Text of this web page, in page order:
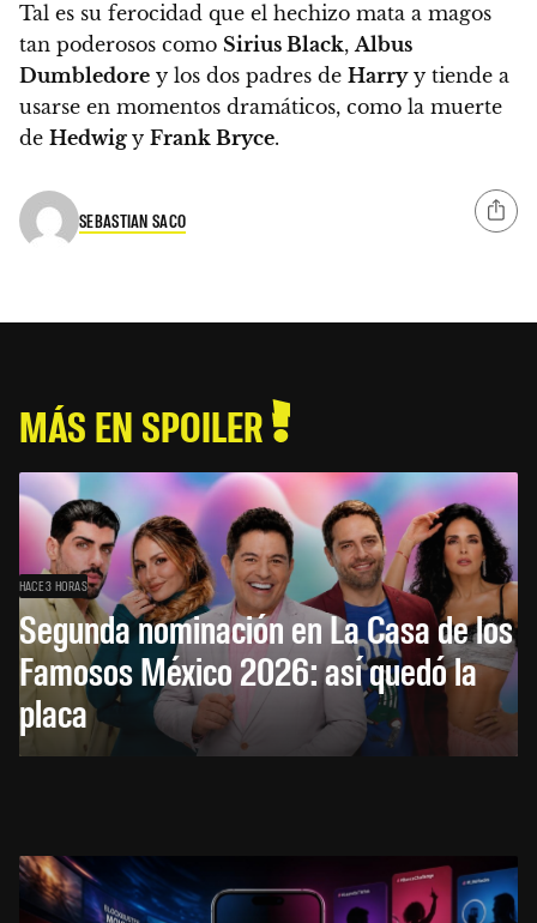
Tal es su ferocidad que el hechizo mata a magos
tan poderosos como Sirius Black,Albus
Dumbledore y los dos padres de Harryy tiende a
usarse en momentos dramáticos, como la muerte
de Hedwig y Frank Bryce.
SEBASTIAN SACO
MÁS EN SPOILER
HACE 3 HORAS
Segunda nominación en La Casa de los
Famosos México 2026: así quedó la
placa